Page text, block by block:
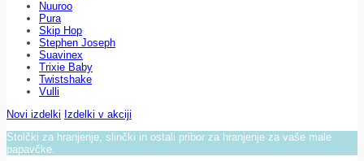
Nuuroo
Pura
Skip Hop
Stephen Joseph
Suavinex
Trixie Baby
Twistshake
Vulli
Novi izdelki Izdelki v akciji
Stolčki za hranjenje, slinčki in ostali pribor za hranjenje za vaše male
papavčke.